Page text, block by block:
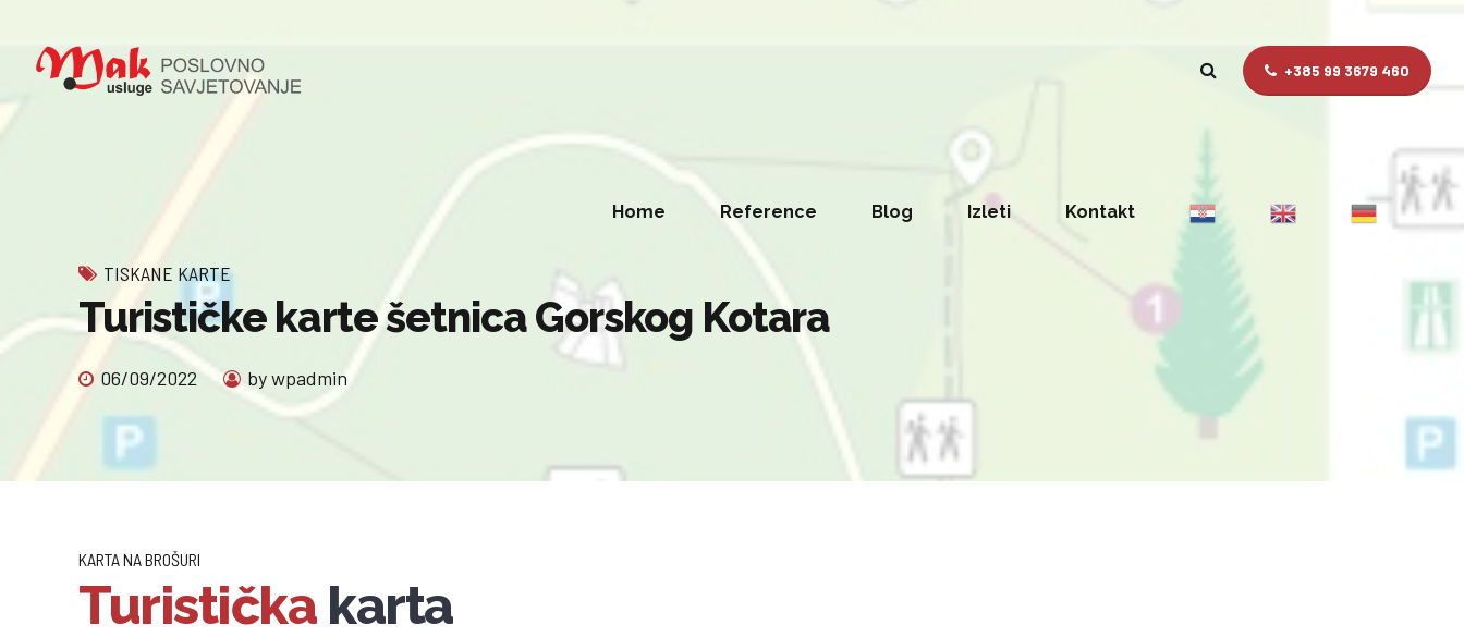
+385 99 3679 460
Home Reference Blog Izleti Kontakt
TISKANE KARTE
Turističke karte šetnica Gorskog Kotara
06/09/2022 by wpadmin
KARTA NA BROŠURI
Turističkakarta